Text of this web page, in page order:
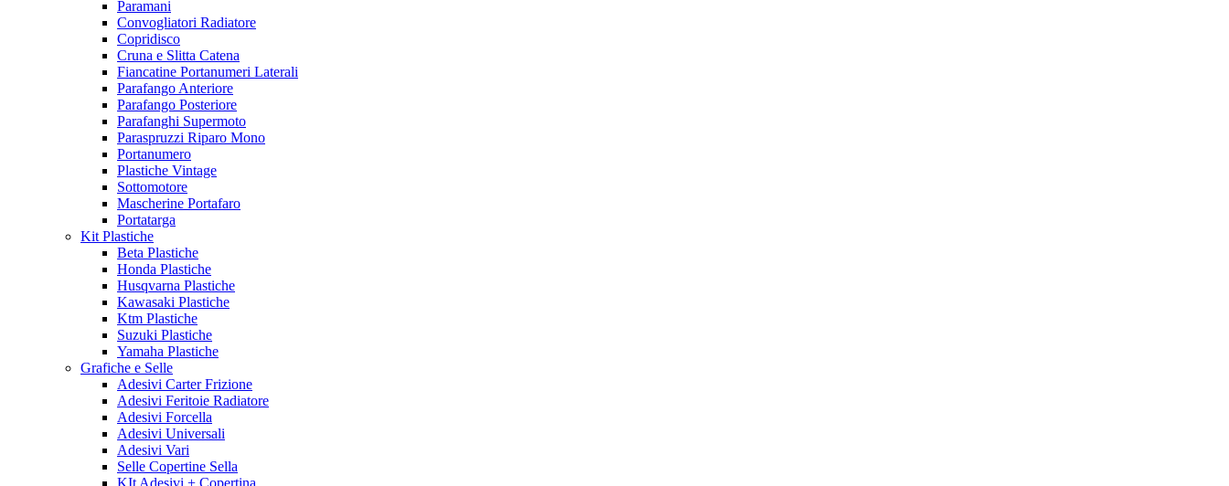
Paramani
Convogliatori Radiatore
Copridisco
Cruna e Slitta Catena
Fiancatine Portanumeri Laterali
Parafango Anteriore
Parafango Posteriore
Parafanghi Supermoto
Paraspruzzi Riparo Mono
Portanumero
Plastiche Vintage
Sottomotore
Mascherine Portafaro
Portatarga
Kit Plastiche
Beta Plastiche
Honda Plastiche
Husqvarna Plastiche
Kawasaki Plastiche
Ktm Plastiche
Suzuki Plastiche
Yamaha Plastiche
Grafiche e Selle
Adesivi Carter Frizione
Adesivi Feritoie Radiatore
Adesivi Forcella
Adesivi Universali
Adesivi Vari
Selle Copertine Sella
KIt Adesivi + Copertina